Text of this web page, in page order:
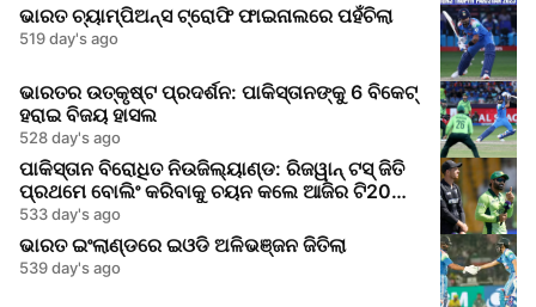
ଭାରତ ଚ୍ୟାମ୍ପିଅନ୍ସ ଟ୍ରୋଫି ଫାଇନାଲରେ ପହଁଚିଲା
519 day's ago
ଭାରତର ଉତ୍କୃଷ୍ଟ ପ୍ରଦର୍ଶନ: ପାକିସ୍ତାନଙ୍କୁ 6 ବିକେଟ୍
ହରାଇ ବିଜୟ ହାସଲ
528 day's ago
ପାକିସ୍ତାନ ବିରୋଧିତ ନିଉଜିଲ୍ୟାଣ୍ଡ: ରିଜୱାନ୍ ଟସ୍ ଜିତି
ପ୍ରଥମେ ବୋଲିଂ କରିବାକୁ ଚୟନ କଲେ ଆଜିର ଟି20
ମ୍ୟାଚ୍ରେ
533 day's ago
ଭାରତ ଇଂଲାଣ୍ଡରେ ଇଓଡି ଅଳିଭଞ୍ଜନ ଜିତିଲା
539 day's ago